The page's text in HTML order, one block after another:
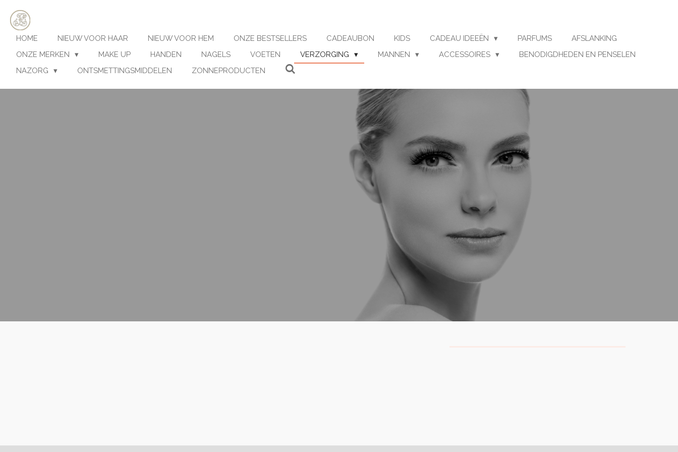
Ga
direct
naar
hoofdinhoud
HOME NIEUW VOOR HAAR NIEUW VOOR HEM ONZE BESTSELLERS CADEAUBON KIDS CADEAU IDEEËN PARFUMS
AFSLANKING
ONZE MERKEN
MAKE UP HANDEN NAGELS VOETEN VERZORGING MANNEN ACCESSOIRES
BENODIGDHEDEN EN PENSELEN
NAZORG
ONTSMETTINGSMIDDELEN ZONNEPRODUCTEN